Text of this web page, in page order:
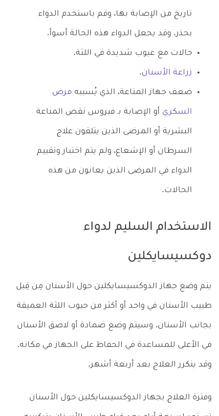
تاريخ من الإصابة بها، وقم باستخدم الدواء
بحذر. وقد يجعل الدواء هذه الحالة أسوأ.
حالات مع عيوب شديدة في اللثة.
زراعة الأسنان.
ضعف جهاز المناعة، الذي يُسببه مرض
السكري أو الإصابة بـ فيروس نقص المناعة
البشرية أو المرضى الذين يتلقون علاج
السرطان أو الإشعاع، ولم يتم اختبار وتقييم
الدواء في المرضى الذين يعانون من هذه
الحالات.
الاستخدام السليم لدواء
دوكسيسايكلين
يتم وضع جهاز الدوكسيسايكلين حول الأسنان مِن قِبل
طبيب الأسنان في واحد أو أكثر من جيوب اللثة العميقة
بجانب الأسنان. وسيتم وضع ضمادة أو لاصق الأسنان
في الأعلى للمساعدة في الحفاظ على الجهاز في مكانه.
وقد يتكرر العلاج بعد أربعة أشهر.
وفترة العلاج بجهاز الدوكسيسايكلين حول الأسنان